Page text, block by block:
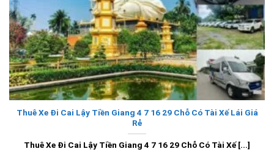
Thuê Xe Đi Cai Lậy Tiền Giang 4 7 16 29 Chỗ Có Tài Xế Lái Giá
Rẻ
Thuê Xe Đi Cai Lậy Tiền Giang 4 7 16 29 Chỗ Có Tài Xế [...]